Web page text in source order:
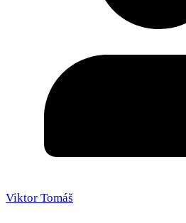
Viktor Tomáš